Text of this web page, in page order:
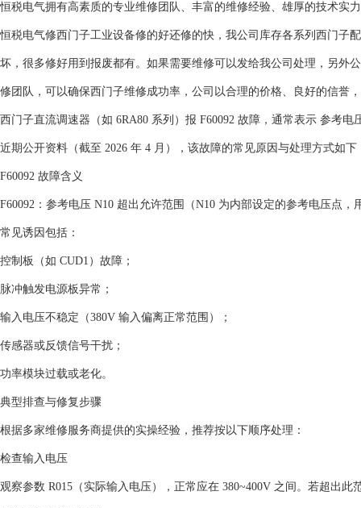
恒税电气拥有高素质的专业维修团队、丰富的维修经验、雄厚的技术实
恒税电气修西门子工业设备修的好还修的快，我公司库存各系列西门子
坏，很多修好用到报废都有。如果需要维修可以发给我公司处理，另外
修团队，可以确保西门子维修成功率，公司以合理的价格、良好的信誉
西门子直流调速器（如 ‌6RA80 系列‌）报 ‌F60092‌ 故障，通常表示 ‌参考
近期公开资料（截至 2026 年 4 月），该故障的常见原因与处理方式如下
‌F60092 故障含义‌
‌F60092‌：参考电压 N10 超出允许范围（N10 为内部设定的参考电压点，
常见诱因包括：
控制板（如 CUD1）故障；
脉冲触发电源板异常；
输入电压不稳定（380V 输入偏离正常范围）；
传感器或反馈信号干扰；
功率模块过载或老化。
‌典型排查与修复步骤‌
根据多家维修服务商提供的实操经验，推荐按以下顺序处理：
‌检查输入电压‌
观察参数 ‌R015‌（实际输入电压），正常应在 ‌380~400V‌ 之间。若超出此